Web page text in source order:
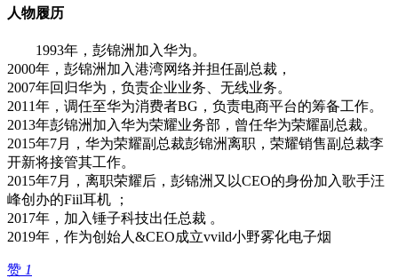
人物履历
1993年，彭锦洲加入华为。
2000年，彭锦洲加入港湾网络并担任副总裁，
2007年回归华为，负责企业业务、无线业务。
2011年，调任至华为消费者BG，负责电商平台的筹备工作。
2013年彭锦洲加入华为荣耀业务部，曾任华为荣耀副总裁。
2015年7月，华为荣耀副总裁彭锦洲离职，荣耀销售副总裁李
开新将接管其工作。
2015年7月，离职荣耀后，彭锦洲又以CEO的身份加入歌手汪
峰创办的Fiil耳机 ；
2017年，加入锤子科技出任总裁 。
2019年，作为创始人&CEO成立vvild小野雾化电子烟
赞 1